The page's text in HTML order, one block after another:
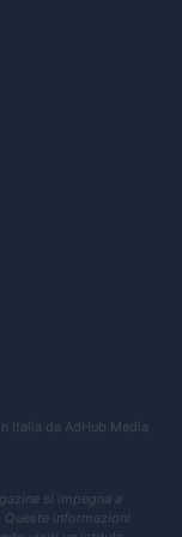
Italia da AdHub Media
si impegna a
Queste informazioni